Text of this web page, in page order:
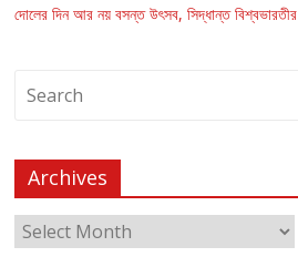
দোলের দিন আর নয় বসন্ত উৎসব, সিদ্ধান্ত বিশ্বভারতীর
Archives